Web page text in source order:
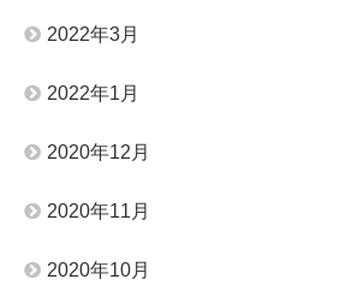
2022年3月
2022年1月
2020年12月
2020年11月
2020年10月